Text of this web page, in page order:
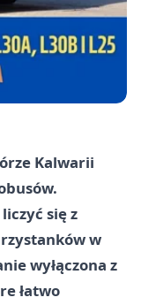
Kalwarii
się z
w
wyłączona z
łatwo